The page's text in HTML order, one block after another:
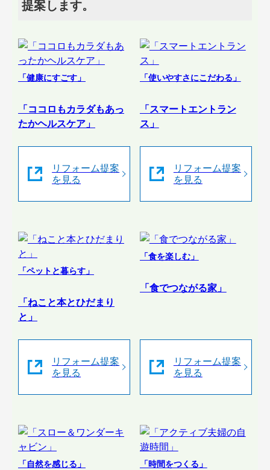
提案します。
「健康にすごす」
「ココロもカラダもあっ
たかヘルスケア」
リフォーム提案
を見る
「使いやすさにこだわる」
「スマートエントラン
ス」
リフォーム提案
を見る
「ペットと暮らす」
「ねこと本とひだまり
と」
リフォーム提案
を見る
「食を楽しむ」
「食でつながる家」
リフォーム提案
を見る
「自然を感じる」 「時間をつくる」